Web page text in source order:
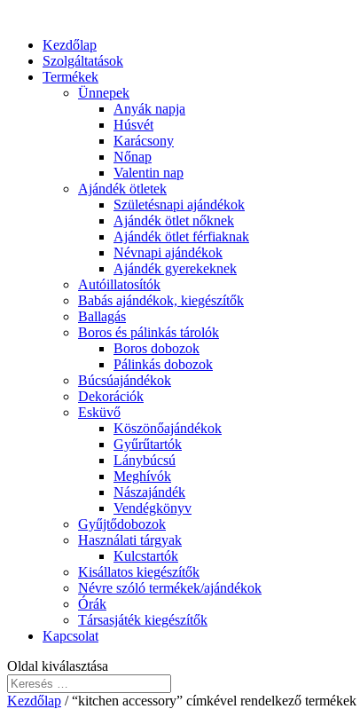
Kezdőlap
Szolgáltatások
Termékek
Ünnepek
Anyák napja
Húsvét
Karácsony
Nőnap
Valentin nap
Ajándék ötletek
Születésnapi ajándékok
Ajándék ötlet nőknek
Ajándék ötlet férfiaknak
Névnapi ajándékok
Ajándék gyerekeknek
Autóillatosítók
Babás ajándékok, kiegészítők
Ballagás
Boros és pálinkás tárolók
Boros dobozok
Pálinkás dobozok
Búcsúajándékok
Dekorációk
Esküvő
Köszönőajándékok
Gyűrűtartók
Lánybúcsú
Meghívók
Nászajándék
Vendégkönyv
Gyűjtődobozok
Használati tárgyak
Kulcstartók
Kisállatos kiegészítők
Névre szóló termékek/ajándékok
Órák
Társasjáték kiegészítők
Kapcsolat
Oldal kiválasztása
Kezdőlap / “kitchen accessory” címkével rendelkező termékek